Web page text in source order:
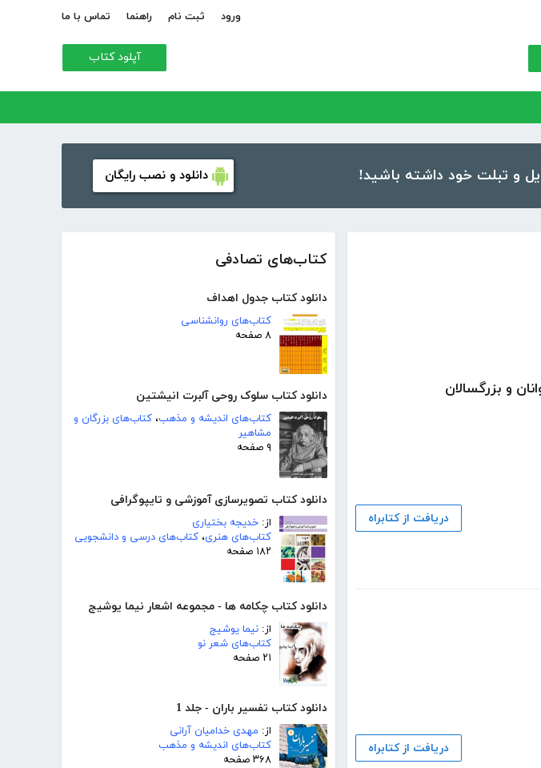
ورود ثبت نام راهنما تماس با ما
آپلود کتاب
دانلود و نصب رایگان
کتاب‌های تصادفی
دانلود کتاب جدول اهداف
کتاب‌های روانشناسی
۸ صفحه
دانلود کتاب سلوک روحی آلبرت انیشتین
کتاب‌های اندیشه و مذهب، کتاب‌های بزرگان و
مشاهیر
۹ صفحه
دانلود کتاب تصویرسازی آموزشی و تایپوگرافی
از: خدیجه بختیاری
کتاب‌های هنری، کتاب‌های درسی و دانشجویی
۱۸۲ صفحه
دانلود کتاب چکامه ها - مجموعه اشعار نیما یوشیج
از: نیما یوشیج
کتاب‌های شعر نو
۲۱ صفحه
دانلود کتاب تفسیر باران - جلد 1
از: مهدی خدامیان آرانی
کتاب‌های اندیشه و مذهب
۳۶۸ صفحه
دریافت از کتابراه
دریافت از کتابراه